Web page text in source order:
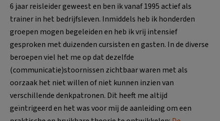
6 jaar reisleider geweest en ben ik vanaf 1995 actief als
trainer in het bedrijfsleven. Inmiddels heb ik honderden
groepen mogen begeleiden en heb ik vrij intensief
gesproken met duizenden cursisten en gasten. In de diverse
beroepen viel het me op dat dezelfde
(communicatie)stoornissen zichtbaar waren met als
oorzaak het niet willen of niet kunnen inzien van
verschillende denkpatronen. Dit heeft me altijd
geïntrigeerd en het was voor mij de aanleiding om een